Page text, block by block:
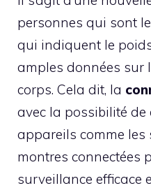
personnes qui sont
qui indiquent le
amples données sur
corps. Cela dit, la
avec la possibilité
appareils comme
montres connectées
surveillance efficace